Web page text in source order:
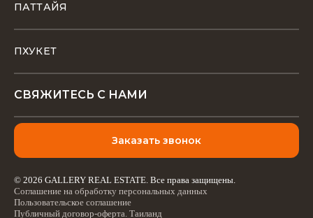
ПАТТАЙЯ
ПХУКЕТ
СВЯЖИТЕСЬ С НАМИ
Заказать звонок
© 2026 GALLERY REAL ESTATE. Все права защищены.
Соглашение на обработку персональных данных
Пользовательское соглашение
Публичный договор-оферта. Таиланд